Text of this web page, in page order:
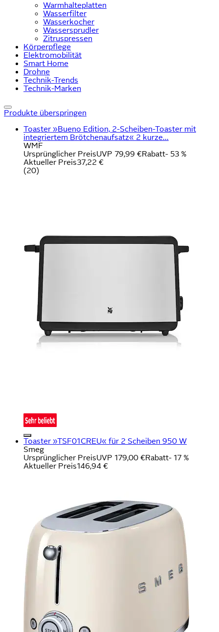
Warmhalteplatten
Wasserfilter
Wasserkocher
Wassersprudler
Zitruspressen
Körperpflege
Elektromobilität
Smart Home
Drohne
Technik-Trends
Technik-Marken
Produkte überspringen
Toaster »Bueno Edition, 2-Scheiben-Toaster mit
integriertem Brötchenaufsatz« 2 kurze...
WMF
Ursprünglicher PreisUVP 79,99 €Rabatt- 53 %
Aktueller Preis37,22 €
(20)
Toaster »TSF01CREU« für 2 Scheiben 950 W
Smeg
Ursprünglicher PreisUVP 179,00 €Rabatt- 17 %
Aktueller Preis146,94 €